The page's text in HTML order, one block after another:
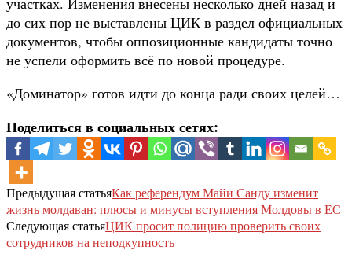
до сих пор не выставлены ЦИК в раздел официальных
документов, чтобы оппозиционные кандидаты точно
не успели оформить всё по новой процедуре.
«Доминатор» готов идти до конца ради своих целей…
Поделиться в социальных сетях:
Предыдущая статьяКак референдум Майи Санду изменит
жизнь молдаван: плюсы и минусы вступления Молдовы в ЕС
Следующая статьяЦИК просит полицию проверить своих
сотрудников на неподкупность